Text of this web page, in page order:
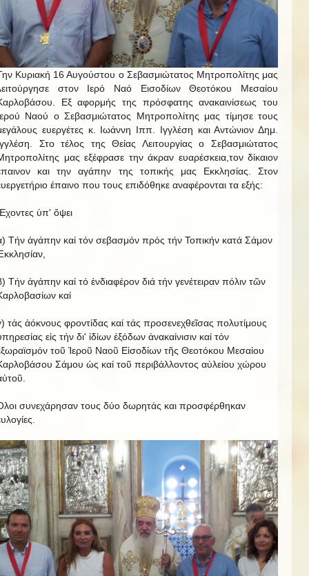
Κυριακή 16 Αυγούστου ο Σεβασμιώτατος Μητροπολίτης μας
στον Ιερό Ναό Εισοδίων Θεοτόκου Μεσαίου
Εξ αφορμής της πρόσφατης ανακαινίσεως του
Ναού ο Σεβασμιώτατος Μητροπολίτης μας τίμησε τους
ευεργέτες κ. Ιωάννη Ιππ. Ιγγλέση και Αντώνιον Δημ.
Στο τέλος της Θείας Λειτουργίας ο Σεβασμιώτατος
μας εξέφρασε την άκραν ευαρέσκεια,τον δίκαιον
και την αγάπην της τοπικής μας Εκκλησίας. Στον
έπαινο που τους επιδόθηκε αναφέρονται τα εξής:
ὑπ' ὄψει
Τήν ἀγάπην καί τόν σεβασμόν πρός τήν Τοπικήν κατά Σάμον
Τήν ἀγάπην καί τό ἐνδιαφέρον διά τήν γενέτειραν πόλιν τῶν
καί
τάς ἀόκνους φροντίδας καί τάς προσενεχθεῖσας πολυτίμους
εἰς τήν δι' ἰδίων ἐξόδων ἀνακαίνισιν καί τόν
τοῦ Ἱεροῦ Ναοῦ Εἰσοδίων τῆς Θεοτόκου Μεσαίου
Σάμου ὡς καί τοῦ περιβάλλοντος αὐλείου χώρου
συνεχάρησαν τους δύο δωρητάς και προσφέρθηκαν